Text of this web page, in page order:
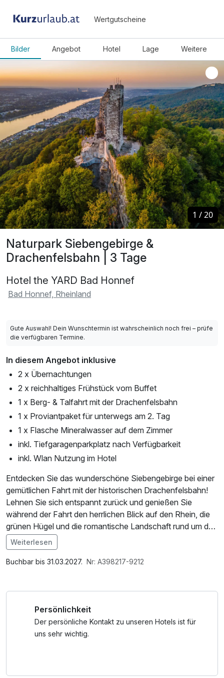
Wertgutscheine
Bilder Angebot Hotel Lage Weitere
Naturpark Siebengebirge &
Drachenfelsbahn | 3 Tage
Hotel the YARD Bad Honnef
Bad Honnef, Rheinland
1 /20
1 /20
Gute Auswahl! Dein Wunschtermin ist wahrscheinlich noch frei – prüfe
die verfügbaren Termine.
In diesem Angebot inklusive
2 x Übernachtungen
2 x reichhaltiges Frühstück vom Buffet
1 x Berg- & Talfahrt mit der Drachenfelsbahn
1 x Proviantpaket für unterwegs am 2. Tag
1 x Flasche Mineralwasser auf dem Zimmer
inkl. Tiefgaragenparkplatz nach Verfügbarkeit
inkl. Wlan Nutzung im Hotel
Entdecken Sie das wunderschöne Siebengebirge bei einer
gemütlichen Fahrt mit der historischen Drachenfelsbahn!
Lehnen Sie sich entspannt zurück und genießen Sie
während der Fahrt den herrlichen Blick auf den Rhein, die
grünen Hügel und die romantische Landschaft rund um den
Drachenfels. Ob als besonderes Ausflugsziel oder als
Highlight Ihres Aufenthalts – diese traditionsreiche
Zahnradbahn verspricht ein unvergessliches Erlebnis für
Im Angebot enthalten
1 Flasche Mineralwasser, W-LAN Nutzung /
Weiterlesen
Buchbar bis 31.03.2027. Nr: A398217-9212
Persönlichkeit
Der persönliche Kontakt zu unseren Hotels ist für
uns sehr wichtig.